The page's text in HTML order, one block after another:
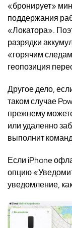
«бронирует»
поддержания
«Локатора».
разрядки
«горячим
геопозиция
Другое дело,
таком случае
прежнему
или удаленно
выполнит
Если iPhone
опцию
уведомление,